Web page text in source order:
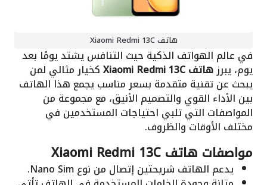
هاتف Xiaomi Redmi 13C
في عالم الهواتف الذكية حيث التنافس يشتد يومًا بعد
يوم، يبرزهاتف Xiaomi Redmi 13C كخيار مثالي لمن
يبحث عن تقنية متقدمة بسعر مناسب يجمع هذا الهاتف
بين الأداء القوي والتصميم الأنيق، مع مجموعة من
المواصفات التي تلبي احتياجات المستخدمين في
مختلف الأوقات والظروف.
مواصفات هاتف Xiaomi Redmi 13C
يدعم الهاتف شريحتين إتصال من نوع Nano Sim.